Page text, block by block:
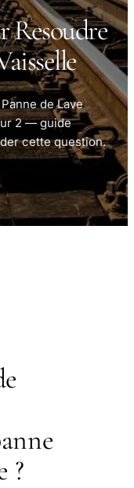
Resoudre
de Lave
2 — guide
cette question.
?